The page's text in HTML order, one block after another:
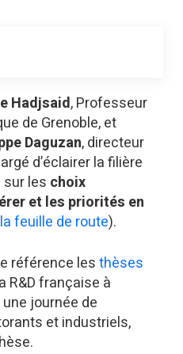
Hadjsaid, Professeur
de Grenoble, et
Daguzan, directeur
d’éclairer la filière
les choix
et les priorités en
feuille de route).
référence lesthèses
R&D française à
journée de
et industriels,